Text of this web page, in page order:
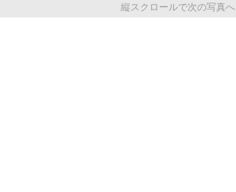
縦スクロールで次の写真へ